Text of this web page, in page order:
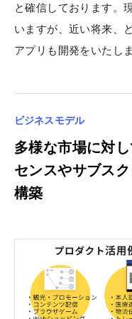
と確信しております。
いますが、近い将来、
アプリも開発をいたしま
ビジネスモデル
多様な市場に対
センスやサブス
構築